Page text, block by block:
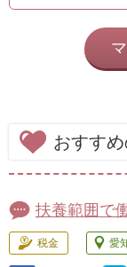
おすす
扶養範囲で
税金 愛